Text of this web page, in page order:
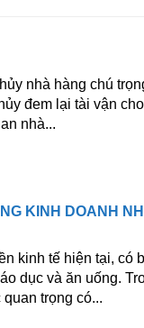
nhà hàng chú
đem lại tài vận
nhà...
KINH DOANH
kinh tế hiện tại, có
dục và ăn uống.
quan trọng có...